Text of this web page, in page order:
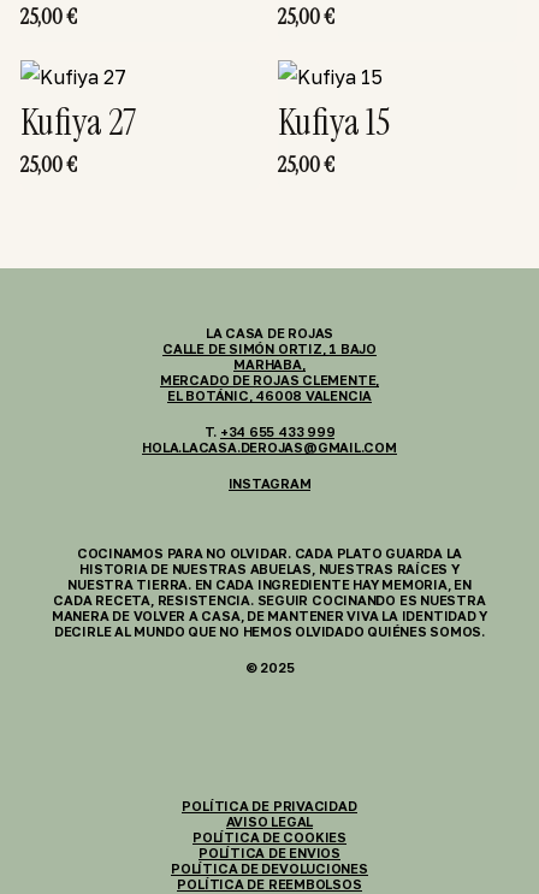
25,00€ 25,00€
Kufiya 27
25,00€
Kufiya 15
25,00€
LA CASA DE ROJAS
CALLE DE SIMÓN ORTIZ, 1 BAJO
MARHABA,
MERCADO DE ROJAS CLEMENTE,
EL BOTÁNIC, 46008 VALENCIA
T. +34 655 433 999
HOLA.LACASA.DEROJAS@GMAIL.COM
INSTAGRAM
COCINAMOS PARA NO OLVIDAR. CADA PLATO GUARDA LA
HISTORIA DE NUESTRAS ABUELAS, NUESTRAS RAÍCES Y
NUESTRA TIERRA. EN CADA INGREDIENTE HAY MEMORIA, EN
CADA RECETA, RESISTENCIA. SEGUIR COCINANDO ES NUESTRA
MANERA DE VOLVER A CASA, DE MANTENER VIVA LA IDENTIDAD Y
DECIRLE AL MUNDO QUE NO HEMOS OLVIDADO QUIÉNES SOMOS.
© 2025
POLÍTICA DE PRIVACIDAD
AVISO LEGAL
POLÍTICA DE COOKIES
POLÍTICA DE ENVIOS
POLÍTICA DE DEVOLUCIONES
POLÍTICA DE REEMBOLSOS